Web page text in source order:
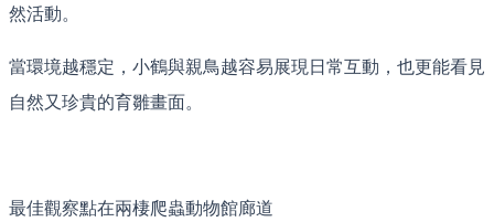
然活動。
當環境越穩定，小鶴與親鳥越容易展現日常互動，也更能看見
自然又珍貴的育雛畫面。
最佳觀察點在兩棲爬蟲動物館廊道